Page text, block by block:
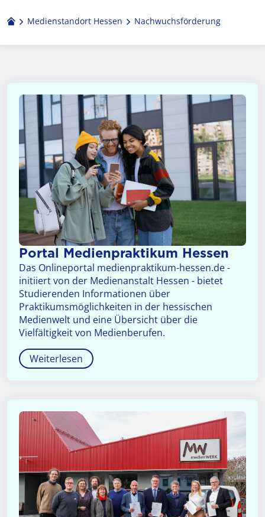
Medienstandort Hessen Nachwuchsförderung
Portal Medienpraktikum Hessen
Das Onlineportal medienpraktikum-hessen.de -
initiiert von der Medienanstalt Hessen - bietet
Studierenden Informationen über
Praktikumsmöglichkeiten in der hessischen
Medienwelt und eine Übersicht über die
Vielfältigkeit von Medienberufen.
Weiterlesen